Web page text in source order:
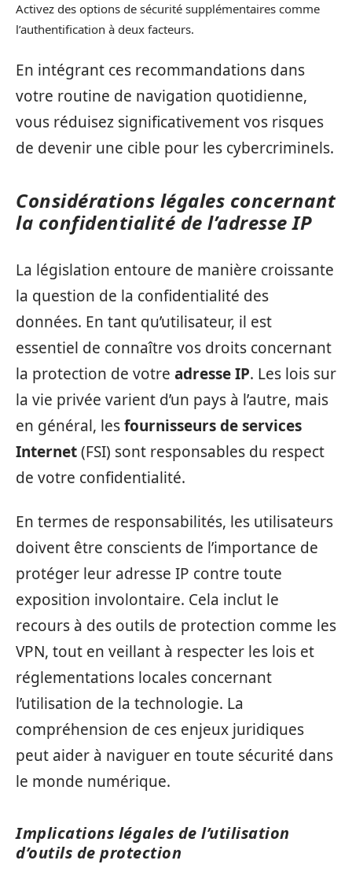
Activez des options de sécurité supplémentaires comme
l’authentification à deux facteurs.
En intégrant ces recommandations dans
votre routine de navigation quotidienne,
vous réduisez significativement vos risques
de devenir une cible pour les cybercriminels.
Considérations légales concernant
la confidentialité de l’adresse IP
La législation entoure de manière croissante
la question de la confidentialité des
données. En tant qu’utilisateur, il est
essentiel de connaître vos droits concernant
la protection de votre adresse IP. Les lois sur
la vie privée varient d’un pays à l’autre, mais
en général, lesfournisseurs de services
Internet(FSI) sont responsables du respect
de votre confidentialité.
En termes de responsabilités, les utilisateurs
doivent être conscients de l’importance de
protéger leur adresse IP contre toute
exposition involontaire. Cela inclut le
recours à des outils de protection comme les
VPN, tout en veillant à respecter les lois et
réglementations locales concernant
l’utilisation de la technologie. La
compréhension de ces enjeux juridiques
peut aider à naviguer en toute sécurité dans
le monde numérique.
Implications légales de l’utilisation
d’outils de protection